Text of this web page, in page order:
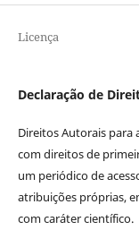
Licença
Declaração de
Direitos Autorais para
com direitos de
um periódico de
atribuições próprias,
com caráter científico.